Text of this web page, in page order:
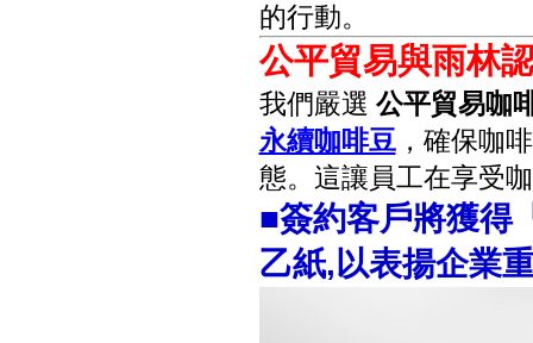
的行動。
公平貿易與雨林
我們嚴選 公平貿易咖
永續咖啡豆，確保咖
態。這讓員工在享受
■簽約客戶將獲得
乙紙,以表揚企業